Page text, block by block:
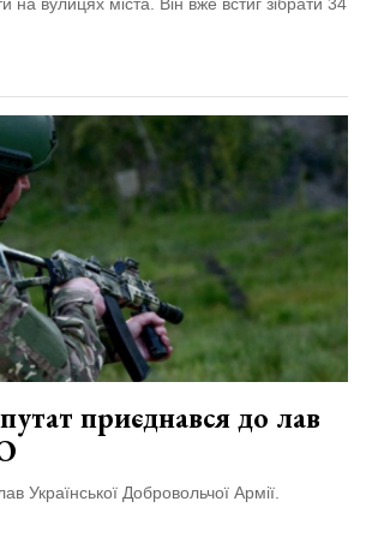
на вулицях міста. Він вже встиг зібрати 34
приєднався до лав
Української Добровольчої Армії.